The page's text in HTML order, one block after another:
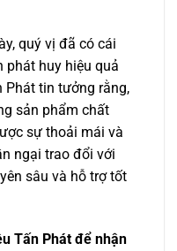
quý vị đã có cái
phát huy hiệu quả
Phát tin tưởng rằng,
sản phẩm chất
sự thoải mái và
ngại trao đổi với
sâu và hỗ trợ tốt
Tấn Phát để nhận